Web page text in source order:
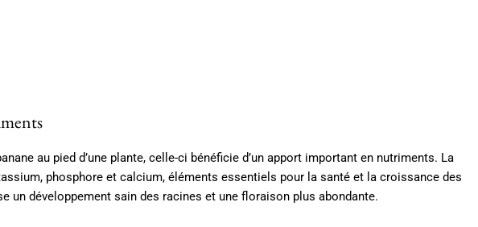
au pied d’une plante, celle-ci bénéficie d’un apport important en nutriments. La
phosphore et calcium, éléments essentiels pour la santé et la croissance des
un développement sain des racines et une floraison plus abondante.